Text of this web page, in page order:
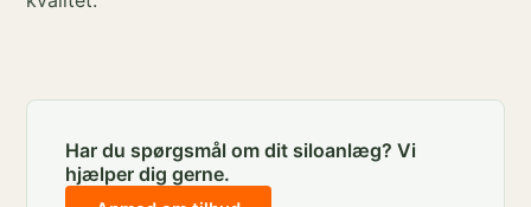
Har du spørgsmål om dit siloanlæg? Vi
hjælper dig gerne.